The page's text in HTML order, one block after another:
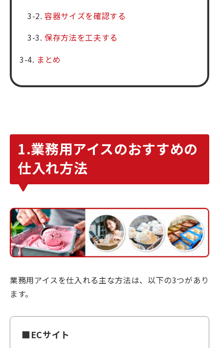
容器サイズを確認する
保存方法を工夫する
まとめ
1.業務用アイスのおすすめの
仕入れ方法
業務用アイスを仕入れる主な方法は、以下の3つがあり
ます。
■ECサイト